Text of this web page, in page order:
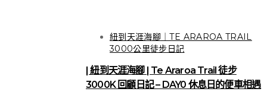
天數徒步困擾之應對方式
紐到天涯海腳｜TE ARAROA TRAIL
3000公里徒步日記
| 紐到天涯海腳 | Te Araroa Trail 徒步
3000K 回顧日記 – DAY0 休息日的便車相遇